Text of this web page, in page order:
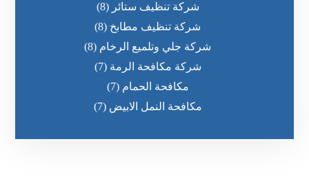
شركة تنظيف ستائر (8)
شركة تنظيف مطابخ (8)
شركة جلي وتلميع الرخام (8)
شركة مكافحة الرمة (7)
مكافحة الحمام (7)
مكافحة النمل الابيض (7)